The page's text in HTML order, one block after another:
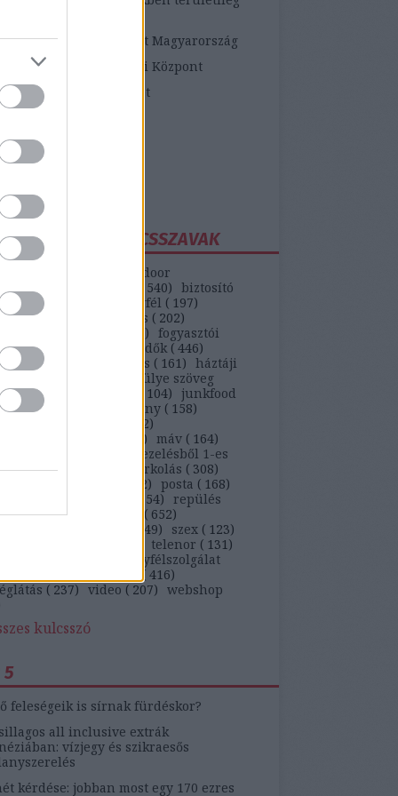
Fogyasztói Központ Magyarország
Fogyasztóvédelmi Központ
Békéltető Testület
Alapítvány
KULCSSZAVAK
backdoor
540) biztosító
bkv 133 boldog ügyfél ( 197)
csalás ( 202)
) fogyasztói
(442) gvti-fogyasztóvédők ( 446)
149) házhozszállítás ( 161 ) háztáji
hülye szöveg
internet 104)
junkfood
kaja ( kiskarácsony ( 158)
362)
) máv ( 164)
panaszkezelésből 1-es
panaszlevél parkolás ( 308)
212) posta ( 168)
154)
repülés
ruha (230 ( 652)
349) szex ( 123)
telenor ( 131 )
ügyfélszolgálat
( 416)
( 237) video ( 207) webshop
kulcsszó
5
feleségeik is sírnak fürdéskor?
all inclusive extrák
vízjegy és szikraesős
kérdése: jobban most egy 170 ezres